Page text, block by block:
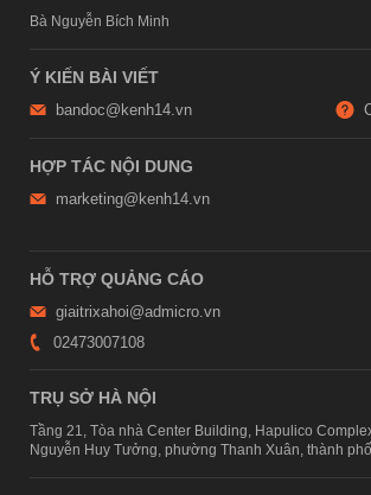
Bà Nguyễn Bích Minh
Ý KIẾN BÀI VIẾT
bandoc@kenh14.vn
HỢP TÁC NỘI DUNG
marketing@kenh14.vn
HỖ TRỢ QUẢNG CÁO
giaitrixahoi@admicro.vn
02473007108
TRỤ SỞ HÀ NỘI
Tầng 21, Tòa nhà Center Building, Hapulico
Nguyễn Huy Tưởng, phường Thanh Xuân, thành